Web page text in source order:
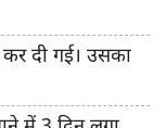
दी गई। उसका